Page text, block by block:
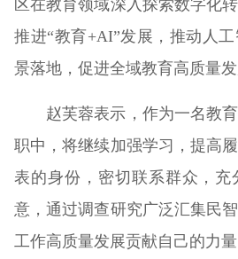
区在教育领域深入探索数字化
推进“教育+AI”发展，推动人
景落地，促进全域教育高质量发
赵芙蓉表示，作为一名教育
职中，将继续加强学习，提高
表的身份，密切联系群众，充
意，通过调查研究广泛汇集民
工作高质量发展贡献自己的力量